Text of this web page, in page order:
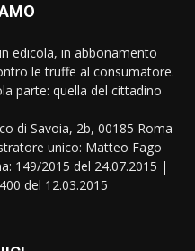
edicola, in abbonamento
le truffe al consumatore.
parte: quella del cittadino
di Savoia, 2b, 00185 Roma
unico: Matteo Fago
149/2015 del 24.07.2015 |
del 12.03.2015